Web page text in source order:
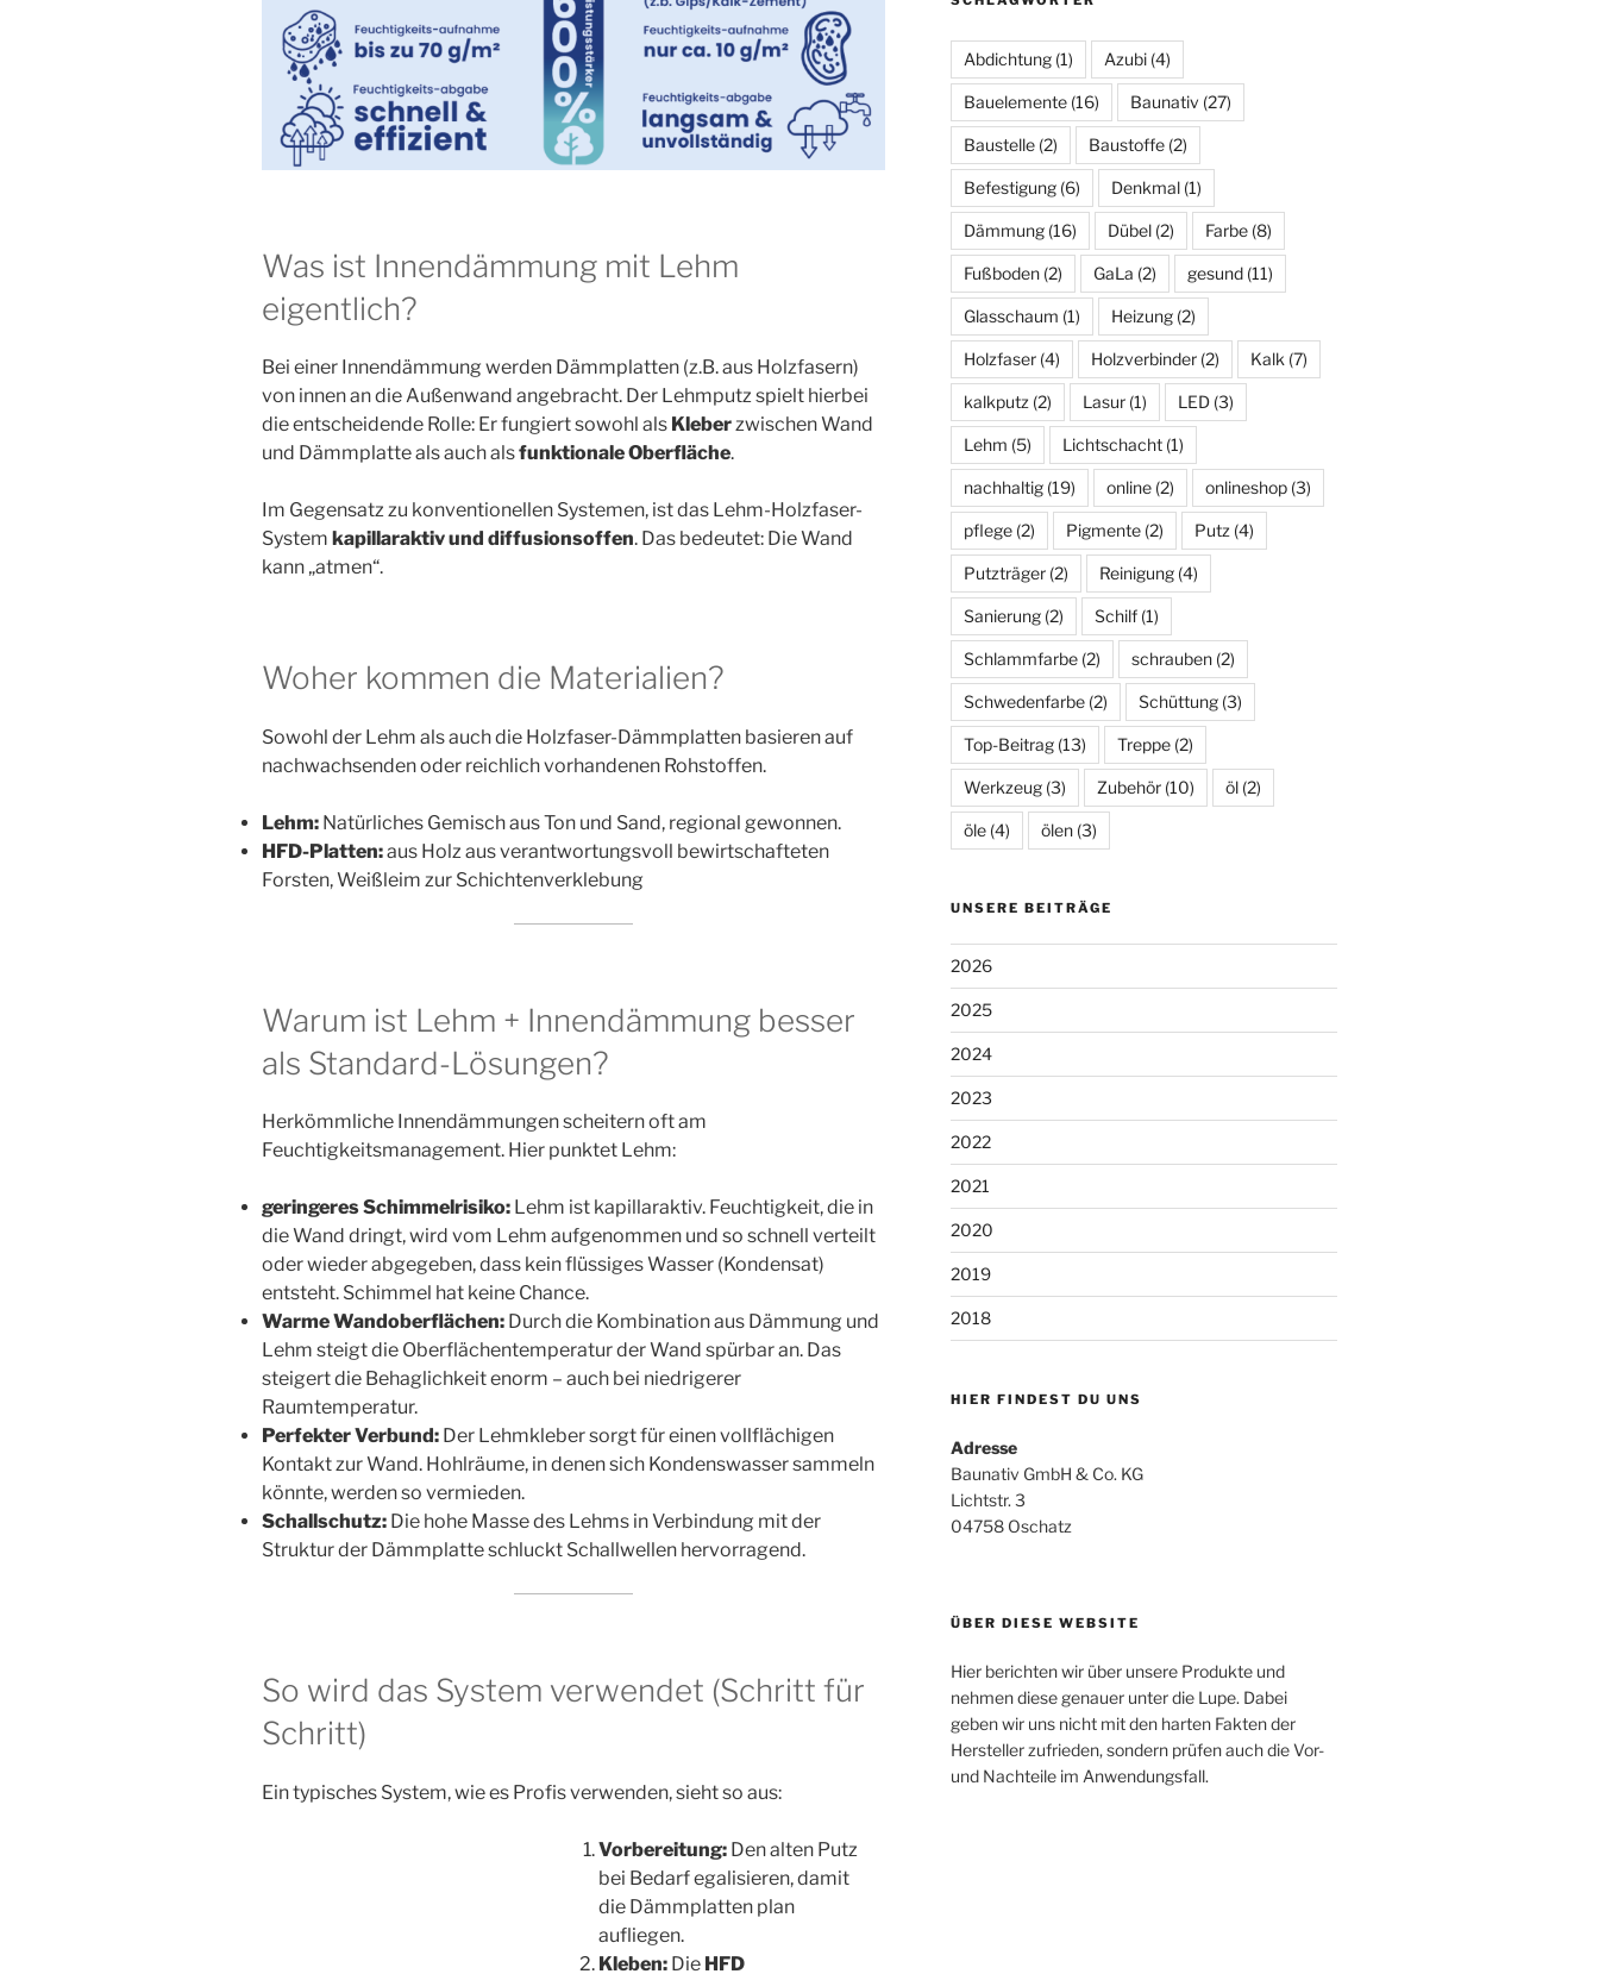
Was ist Innendämmung mit Lehm
eigentlich?
Bei einer Innendämmung werden Dämmplatten (z.B. aus Holzfasern)
von innen an die Außenwand angebracht. Der Lehmputz spielt hierbei
die entscheidende Rolle: Er fungiert sowohl als Kleberzwischen Wand
und Dämmplatte als auch alsfunktionale Oberfläche.
Im Gegensatz zu konventionellen Systemen, ist das Lehm-Holzfaser-
System kapillaraktiv und diffusionsoffen. Das bedeutet: Die Wand
kann „atmen“.
Woher kommen die Materialien?
Sowohl der Lehm als auch die Holzfaser-Dämmplatten basieren auf
nachwachsenden oder reichlich vorhandenen Rohstoffen.
Lehm: Natürliches Gemisch aus Ton und Sand, regional gewonnen.
HFD-Platten:aus Holz aus verantwortungsvoll bewirtschafteten
Forsten, Weißleim zur Schichtenverklebung
Warum ist Lehm + Innendämmung besser
als Standard-Lösungen?
Herkömmliche Innendämmungen scheitern oft am
Feuchtigkeitsmanagement. Hier punktet Lehm:
geringeres Schimmelrisiko: Lehm ist kapillaraktiv. Feuchtigkeit, die in
die Wand dringt, wird vom Lehm aufgenommen und so schnell verteilt
oder wieder abgegeben, dass kein flüssiges Wasser (Kondensat)
entsteht. Schimmel hat keine Chance.
Warme Wandoberflächen: Durch die Kombination aus Dämmung und
Lehm steigt die Oberflächentemperatur der Wand spürbar an. Das
steigert die Behaglichkeit enorm – auch bei niedrigerer
Raumtemperatur.
Perfekter Verbund: Der Lehmkleber sorgt für einen vollflächigen
Kontakt zur Wand. Hohlräume, in denen sich Kondenswasser sammeln
könnte, werden so vermieden.
Schallschutz: Die hohe Masse des Lehms in Verbindung mit der
Struktur der Dämmplatte schluckt Schallwellen hervorragend.
So wird das System verwendet (Schritt für
Schritt)
Ein typisches System, wie es Profis verwenden, sieht so aus:
Vorbereitung: Den alten Putz
bei Bedarf egalisieren, damit
die Dämmplatten plan
aufliegen.
Kleben: Die HFD
Abdichtung(1) Azubi(4)
Bauelemente(16) Baunativ (27)
Baustelle(2) Baustoffe(2)
Befestigung(6) Denkmal(1)
Dämmung(16) Dübel(2) Farbe(8)
Fußboden(2) GaLa (2) gesund(11)
Glasschaum (1) Heizung(2)
Holzfaser(4) Holzverbinder(2) Kalk (7)
kalkputz (2) Lasur(1) LED(3)
Lehm (5) Lichtschacht(1)
nachhaltig(19) online(2) onlineshop(3)
pflege(2) Pigmente(2) Putz (4)
Putzträger(2) Reinigung(4)
Sanierung(2) Schilf(1)
Schlammfarbe(2) schrauben(2)
Schwedenfarbe(2) Schüttung(3)
Top-Beitrag(13) Treppe(2)
Werkzeug(3) Zubehör(10) öl(2)
öle(4) ölen(3)
UNSERE BEITRÄGE
2026
2025
2024
2023
2022
2021
2020
2019
2018
HIER FINDEST DU UNS
Adresse
Baunativ GmbH & Co. KG
Lichtstr. 3
04758 Oschatz
ÜBER DIESE WEBSITE
Hier berichten wir über unsere Produkte und
nehmen diese genauer unter die Lupe. Dabei
geben wir uns nicht mit den harten Fakten der
Hersteller zufrieden, sondern prüfen auch die Vor-
und Nachteile im Anwendungsfall.